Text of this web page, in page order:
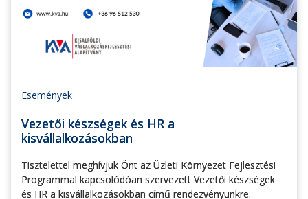
Események
Vezetői készségek és HR a
kisvállalkozásokban
Tisztelettel meghívjuk Önt az Üzleti Környezet Fejlesztési
Programmal kapcsolódóan szervezett Vezetői készségek
és HR a kisvállalkozásokban című rendezvényünkre.